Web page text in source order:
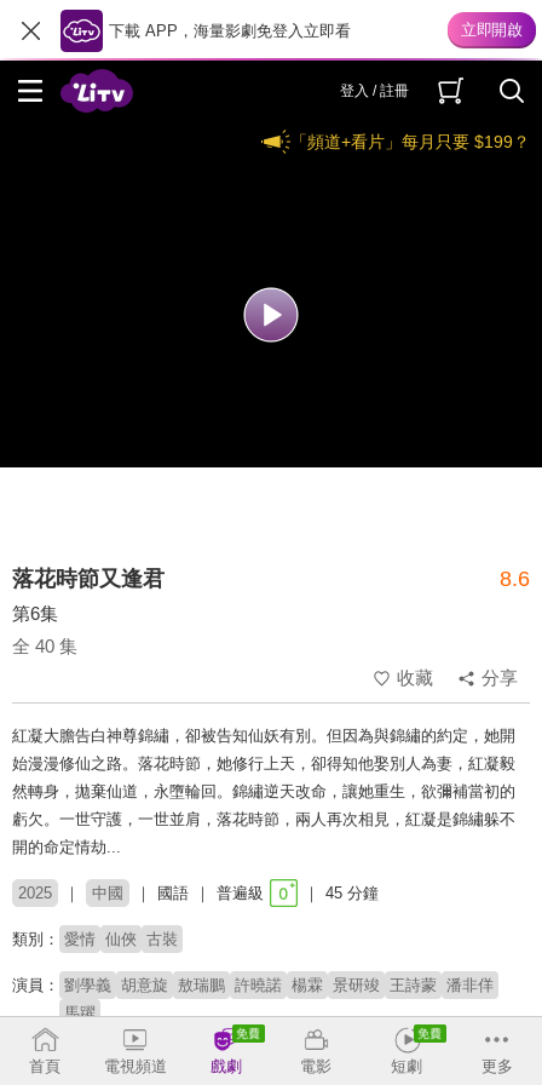
下載 APP，海量影劇免登入立即看
登入 / 註冊
「頻道+看片」每月只要 $199？
落花時節又逢君 8.6
第6集
全 40 集
收藏
分享
紅凝大膽告白神尊錦繡，卻被告知仙妖有別。但因為與錦繡的約定，她開
始漫漫修仙之路。落花時節，她修行上天，卻得知他娶別人為妻，紅凝毅
然轉身，拋棄仙道，永墮輪回。錦繡逆天改命，讓她重生，欲彌補當初的
虧欠。一世守護，一世並肩，落花時節，兩人再次相見，紅凝是錦繡躲不
開的命定情劫...
2025 中國 國語 普遍級 45 分鐘
類別： 愛情 仙俠 古裝
演員： 劉學義 胡意旋 敖瑞鵬 許曉諾 楊霖 景研竣 王詩蒙 潘非佯
馬躍
導演： 趙立軍 英英鹿
首頁 電視頻道 戲劇 電影 短劇 更多